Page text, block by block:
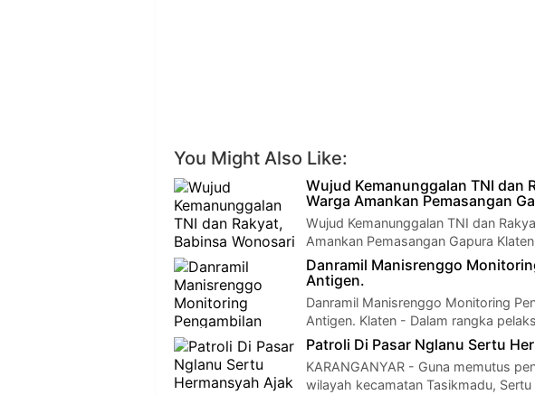
You Might Also Like:
Wujud Kemanunggalan TNI dan
Warga Amankan Pemasangan
Wujud Kemanunggalan TNI dan
Amankan Pemasangan Gapura
Danramil Manisrenggo
Antigen.
Danramil Manisrenggo Monitoring
Antigen. Klaten - Dalam rangka
Patroli Di Pasar Nglanu Sertu
KARANGANYAR - Guna memutus
wilayah kecamatan Tasikmadu,